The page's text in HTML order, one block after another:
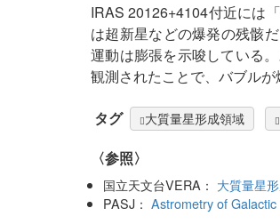
IRAS 20126+4104付近には
は超新星などの爆発の残骸
運動は膨張を示唆している
観測されたことで、バブルが
タグ 大質量星形成領域
〈参照〉
国立天文台VERA： 大質量星
PASJ：Astrometry of